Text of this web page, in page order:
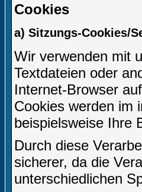
Cookies
a) Sitzungs-Cookies/
Wir verwenden mit
Textdateien oder
Internet-Browser
Cookies werden im
beispielsweise Ihre
Durch diese
sicherer, da die
unterschiedlichen